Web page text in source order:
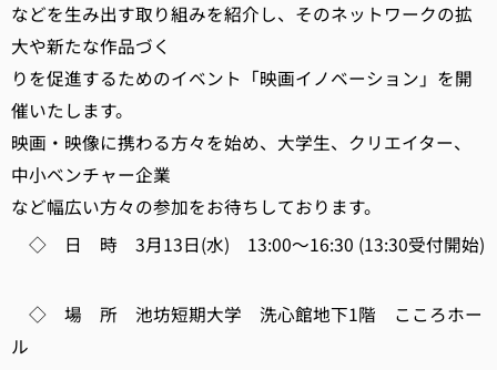
などを生み出す取り組みを紹介し、そのネットワークの拡
大や新たな作品づく
りを促進するためのイベント「映画イノベーション」を開
催いたします。
映画・映像に携わる方々を始め、大学生、クリエイター、
中小ベンチャー企業
など幅広い方々の参加をお待ちしております。
◇ 日 時 3月13日(水) 13:00～16:30 (13:30受付開始)
◇ 場 所 池坊短期大学 洗心館地下1階 こころホー
ル